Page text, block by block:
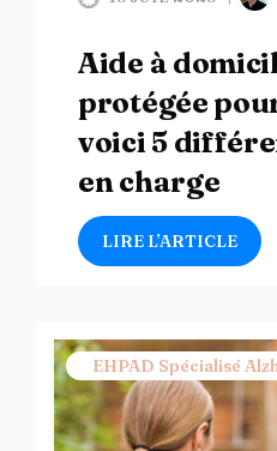
Aide à
protégée
voici 5
en charge
LIRE L’ARTICLE
EHPAD Spécialisé